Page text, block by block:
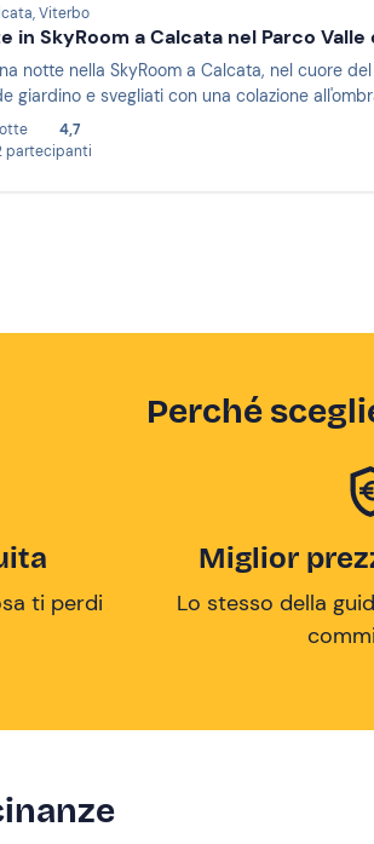
Viterbo
in SkyRoom a Calcata nel Parco Valle
notte nella SkyRoom a Calcata, nel cuore
giardino e svegliati con una colazione
4,7
partecipanti
Perché
ti perdi
Miglior
Lo stesso della